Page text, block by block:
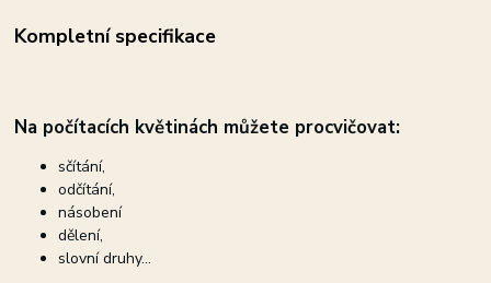
Kompletní specifikace
Na počítacích květinách můžete procvičovat:
sčítání,
odčítání,
násobení
dělení,
slovní druhy...